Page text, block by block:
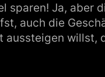
sparen! Ja,
auch die